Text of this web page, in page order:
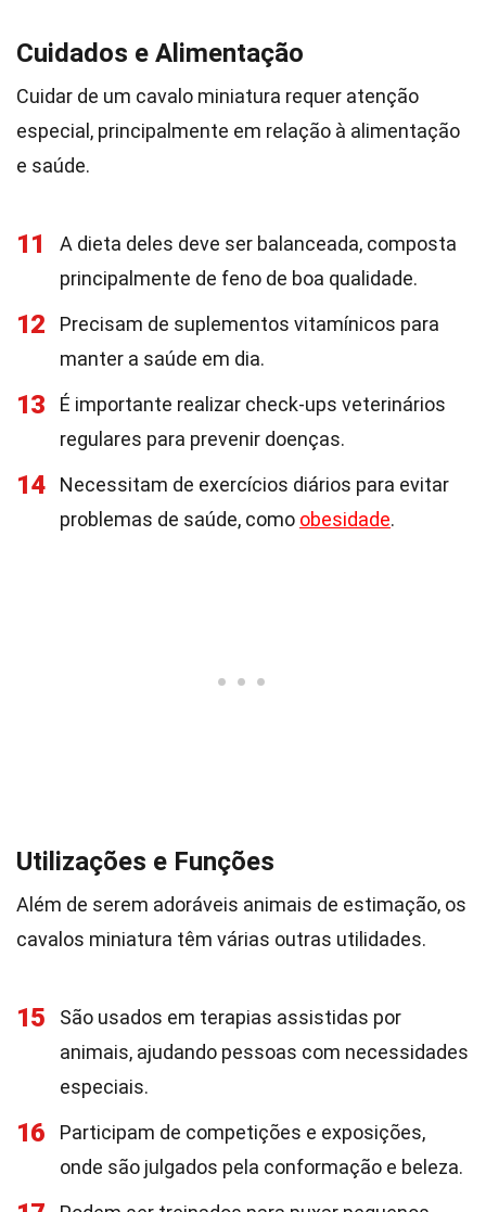
Cuidados e Alimentação
Cuidar de um cavalo miniatura requer atenção
especial, principalmente em relação à alimentação
e saúde.
11
A dieta deles deve ser balanceada, composta
principalmente de feno de boa qualidade.
12
Precisam de suplementos vitamínicos para
manter a saúde em dia.
13
É importante realizar check-ups veterinários
regulares para prevenir doenças.
14
Necessitam de exercícios diários para evitar
problemas de saúde, como obesidade.
Utilizações e Funções
Além de serem adoráveis animais de estimação, os
cavalos miniatura têm várias outras utilidades.
15
São usados em terapias assistidas por
animais, ajudando pessoas com necessidades
especiais.
16
Participam de competições e exposições,
onde são julgados pela conformação e beleza.